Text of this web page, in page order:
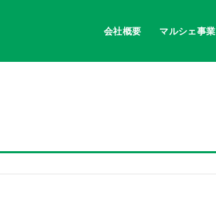
会社概要 マルシェ事業